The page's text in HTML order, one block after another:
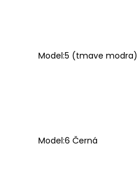
Model:5 (tmave modra)
Model:6 Černá